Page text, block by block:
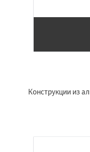
Конструкции из